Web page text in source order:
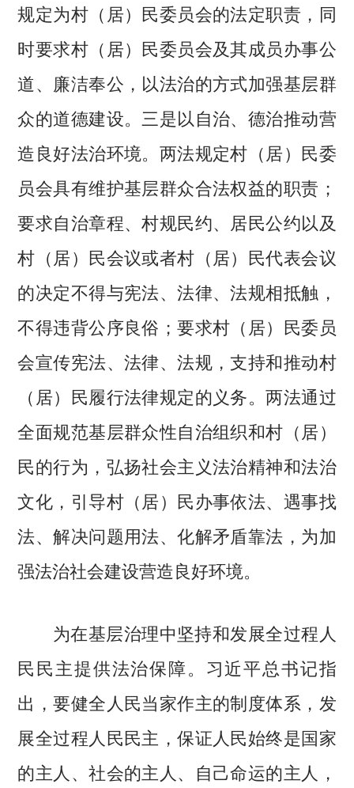
规定为村（居）民委员会的法定职责，同
时要求村（居）民委员会及其成员办事公
道、廉洁奉公，以法治的方式加强基层群
众的道德建设。三是以自治、德治推动营
造良好法治环境。两法规定村（居）民委
员会具有维护基层群众合法权益的职责；
要求自治章程、村规民约、居民公约以及
村（居）民会议或者村（居）民代表会议
的决定不得与宪法、法律、法规相抵触，
不得违背公序良俗；要求村（居）民委员
会宣传宪法、法律、法规，支持和推动村
（居）民履行法律规定的义务。两法通过
全面规范基层群众性自治组织和村（居）
民的行为，弘扬社会主义法治精神和法治
文化，引导村（居）民办事依法、遇事找
法、解决问题用法、化解矛盾靠法，为加
强法治社会建设营造良好环境。
为在基层治理中坚持和发展全过程人
民民主提供法治保障。习近平总书记指
出，要健全人民当家作主的制度体系，发
展全过程人民民主，保证人民始终是国家
的主人、社会的主人、自己命运的主人，